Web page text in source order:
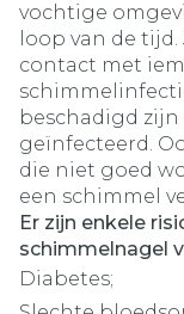
vochtige
loop van de
contact met
beschadigd
geïnfecteerd.
die niet goed
een schimmel
Er zijn enkele
schimmelnagel
Diabetes;